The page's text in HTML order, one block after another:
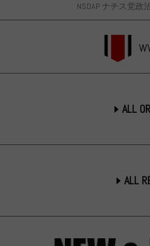
NSDAP ナチス党
ALL
ALL